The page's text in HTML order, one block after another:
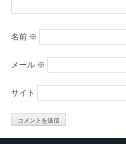
名前 ※
メール ※
サイト